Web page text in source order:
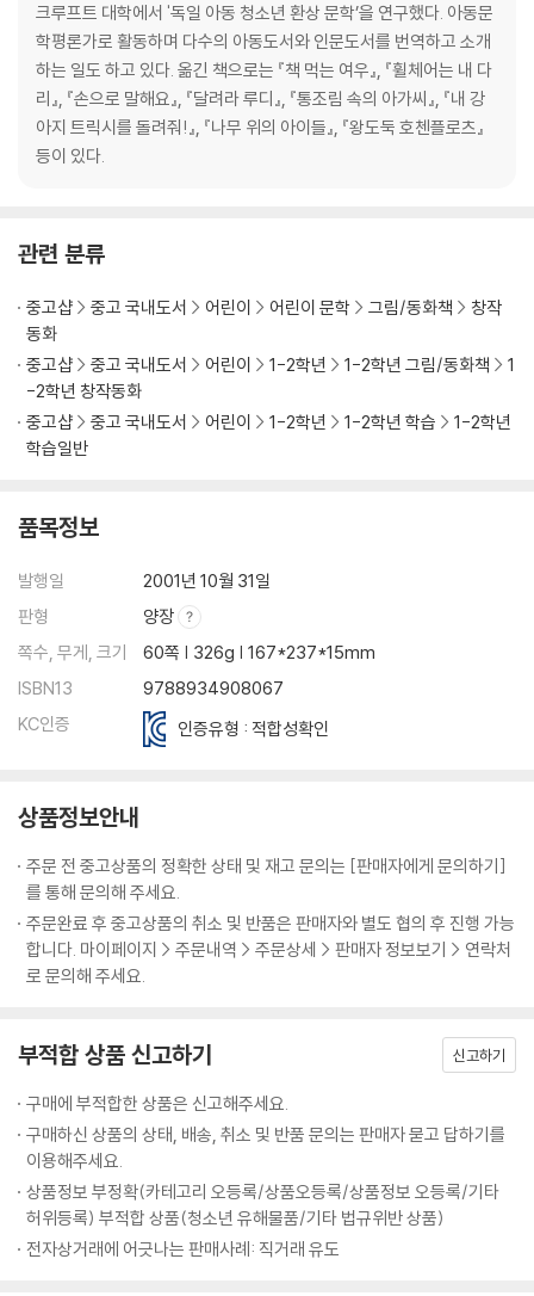
크루프트 대학에서 '독일 아동 청소년 환상 문학’을 연구했다. 아동문
학평론가로 활동하며 다수의 아동도서와 인문도서를 번역하고 소개
하는 일도 하고 있다. 옮긴 책으로는 『책 먹는 여우』, 『휠체어는 내 다
리』, 『손으로 말해요』, 『달려라 루디』, 『통조림 속의 아가씨』, 『내 강
아지 트릭시를 돌려줘!』, 『나무 위의 아이들』, 『왕도둑 호첸플로츠』
등이 있다.
관련 분류
중고샵 중고 국내도서 어린이 어린이 문학 그림/동화책
창작
동화
중고샵
중고 국내도서 어린이 1-2학년 1-2학년 그림/동화책
1
-2학년 창작동화
중고샵
중고 국내도서 어린이 1-2학년 1-2학년 학습
1-2학년
학습일반
품목정보
발행일
2001년 10월 31일
판형
양장
쪽수, 무게, 크기
60쪽 | 326g | 167*237*15mm
ISBN13
9788934908067
KC인증
인증유형 : 적합성확인
상품정보안내
주문 전 중고상품의 정확한 상태 및 재고 문의는 [판매자에게 문의하기]
를 통해 문의해 주세요.
주문완료 후 중고상품의 취소 및 반품은 판매자와 별도 협의 후 진행 가능
합니다. 마이페이지 > 주문내역 > 주문상세 > 판매자 정보보기 > 연락처
로 문의해 주세요.
부적합 상품 신고하기 신고하기
구매에 부적합한 상품은 신고해주세요.
구매하신 상품의 상태, 배송, 취소 및 반품 문의는 판매자 묻고 답하기를
이용해주세요.
상품정보 부정확(카테고리 오등록/상품오등록/상품정보 오등록/기타
허위등록) 부적합 상품(청소년 유해물품/기타 법규위반 상품)
전자상거래에 어긋나는 판매사례: 직거래 유도